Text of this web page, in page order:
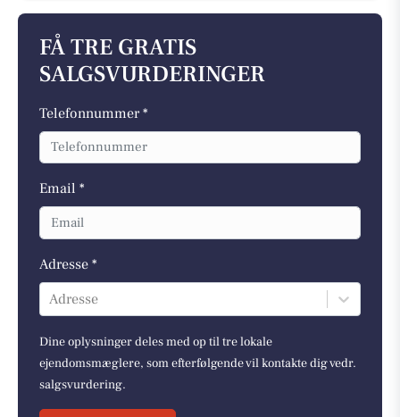
FÅ TRE GRATIS
SALGSVURDERINGER
Telefonnummer *
Email *
Adresse *
Adresse
Dine oplysninger deles med op til tre lokale
ejendomsmæglere, som efterfølgende vil kontakte dig vedr.
salgsvurdering.